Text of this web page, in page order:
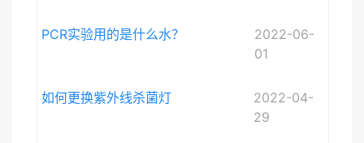
PCR实验用的是什么水？
2022-06-
01
如何更换紫外线杀菌灯
2022-04-
29